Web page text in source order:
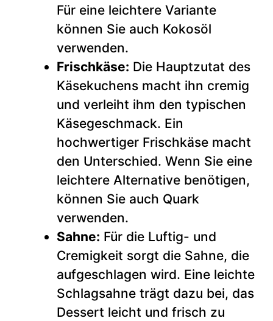
Für eine leichtere Variante
können Sie auch Kokosöl
verwenden.
Frischkäse: Die Hauptzutat des
Käsekuchens macht ihn cremig
und verleiht ihm den typischen
Käsegeschmack. Ein
hochwertiger Frischkäse macht
den Unterschied. Wenn Sie eine
leichtere Alternative benötigen,
können Sie auch Quark
verwenden.
Sahne: Für die Luftig- und
Cremigkeit sorgt die Sahne, die
aufgeschlagen wird. Eine leichte
Schlagsahne trägt dazu bei, das
Dessert leicht und frisch zu